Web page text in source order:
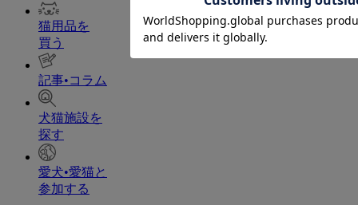
猫用品を
買う
記事•コラム
犬猫施設を
探す
愛犬•愛猫と
参加する